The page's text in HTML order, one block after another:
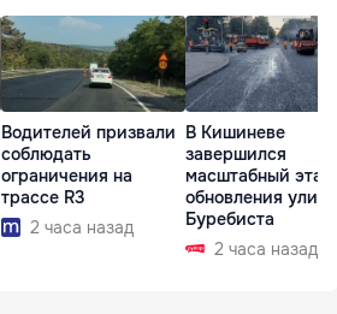
Водителей призвали
соблюдать
ограничения на
трассе R3
2 часа назад
В Кишиневе
завершился
масштабный этап
обновления
Буребиста
2 часа назад